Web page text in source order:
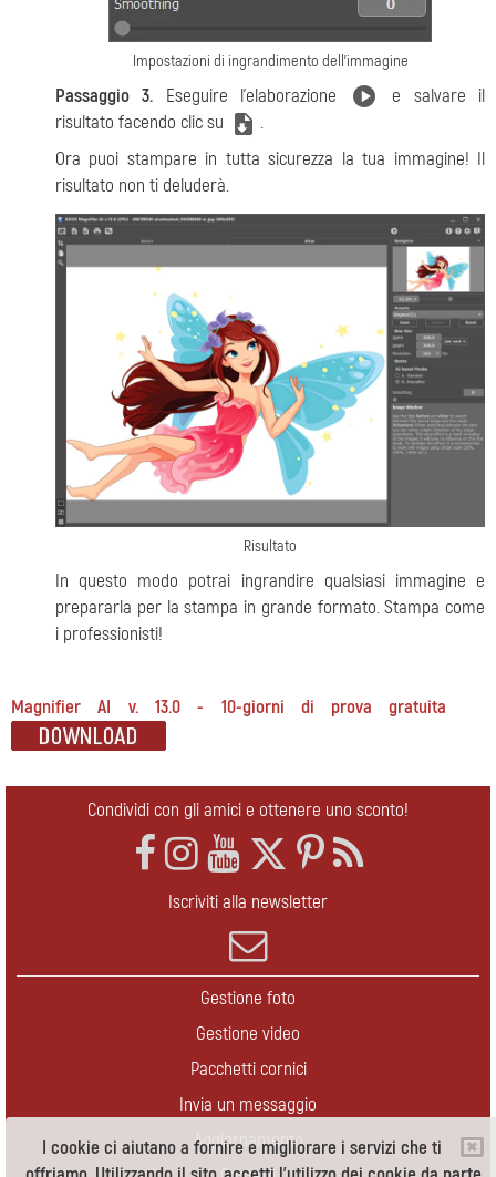
I cookie ci aiutano a fornire e migliorare i servizi che ti
Impostazioni di ingrandimento dell'immagine
Passaggio 3. Eseguire l'elaborazione
e salvare il
risultato facendo clic su
.
Ora puoi stampare in tutta sicurezza la tua immagine! Il
risultato non ti deluderà.
Risultato
In questo modo potrai ingrandire qualsiasi immagine e
prepararla per la stampa in grande formato. Stampa come
i professionisti!
Magnifier AI v. 13.0 - 10-giorni di prova gratuita
Condividi con gli amici e ottenere uno sconto!
Iscriviti alla newsletter
Gestione foto
Gestione video
Pacchetti cornici
Invia un messaggio
Aggiornamento